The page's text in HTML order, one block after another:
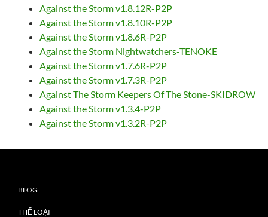
Against the Storm v1.8.12R-P2P
Against the Storm v1.8.10R-P2P
Against the Storm v1.8.6R-P2P
Against the Storm Nightwatchers-TENOKE
Against the Storm v1.7.6R-P2P
Against the Storm v1.7.3R-P2P
Against The Storm Keepers Of The Stone-SKIDROW
Against the Storm v1.3.4-P2P
Against the Storm v1.3.2R-P2P
BLOG
THỂ LOẠI